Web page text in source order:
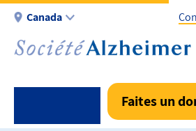
Aller
contenu
Canada
-
Fr
-
Faites un